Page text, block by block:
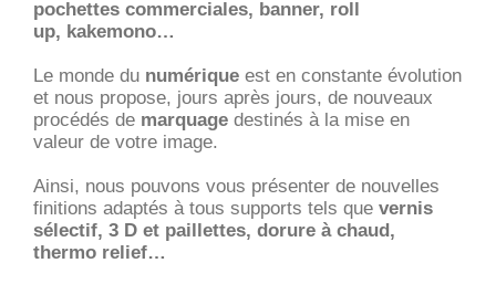
pochettes commerciales, banner, roll
up, kakemono…
Le monde du numérique est en constante évolution
et nous propose, jours après jours, de nouveaux
procédés de marquage destinés à la mise en
valeur de votre image.
Ainsi, nous pouvons vous présenter de nouvelles
finitions adaptés à tous supports tels que vernis
sélectif, 3 D et paillettes, dorure à chaud,
thermo relief…